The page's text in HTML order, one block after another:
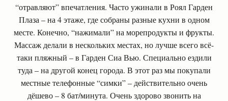
“отравляют” впечатления. Часто ужинали в Роял Гарден
Плаза – на 4 этаже, где собраны разные кухни в одном
месте. Конечно, “нажимали” на морепродукты и фрукты.
Массаж делали в нескольких местах, но лучше всего всё-
таки пляжный – в Гарден Сиа Вью. Специально ездили
туда – на другой конец города. В этот раз мы покупали
местные телефонные “симки” – действительно очень
дёшево – 8 бат/минута. Очень здорово звонить на